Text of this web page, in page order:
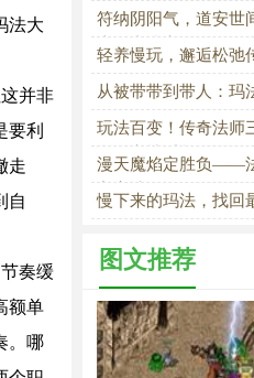
法大
并非
要利
走
自
奏缓
额单
。哪
符纳阴阳气，道安
士医者侠义录
轻养慢玩，邂逅松弛
从被带带到带人：玛
在传承
玩法百变！传奇法师
多元竞技乐趣
漫天魔焰定胜负——
主宰地位
慢下来的玛法，找回
图文推荐